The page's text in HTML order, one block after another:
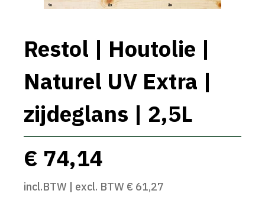
Restol | Houtolie |
Naturel UV Extra |
zijdeglans | 2,5L
€ 74,14
incl.BTW | excl. BTW € 61,27